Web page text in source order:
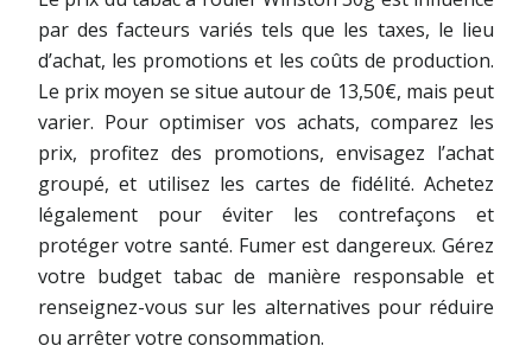
par des facteurs variés tels que les taxes, le lieu
d’achat, les promotions et les coûts de production.
Le prix moyen se situe autour de 13,50€, mais peut
varier. Pour optimiser vos achats, comparez les
prix, profitez des promotions, envisagez l’achat
groupé, et utilisez les cartes de fidélité. Achetez
légalement pour éviter les contrefaçons et
protéger votre santé. Fumer est dangereux. Gérez
votre budget tabac de manière responsable et
renseignez-vous sur les alternatives pour réduire
ou arrêter votre consommation.